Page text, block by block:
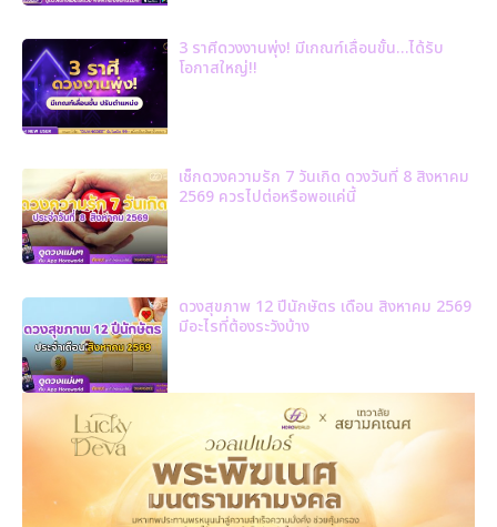
3 ราศีดวงงานพุ่ง! มีเกณฑ์เลื่อนขั้น…ได้รับ
โอกาสใหญ่!!
เช็กดวงความรัก 7 วันเกิด ดวงวันที่ 8 สิงหาคม
2569 ควรไปต่อหรือพอแค่นี้
ดวงสุขภาพ 12 ปีนักษัตร เดือน สิงหาคม 2569
มีอะไรที่ต้องระวังบ้าง